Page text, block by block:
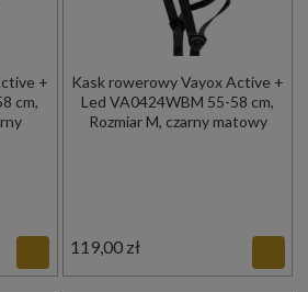
+
cm,
Kask rowerowy Vayox Active +
Led VA0424WBM 55-58 cm,
Rozmiar M, czarny matowy
119,00 zł